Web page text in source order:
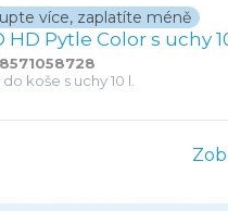
více, zaplatíte méně
HD Pytle Color s uchy
8571058728
koše s uchy 10 l.